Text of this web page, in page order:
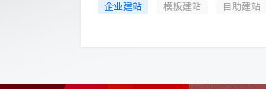
元，就可以拥有一个专业的网......
企业建站 模板建站 自助建站